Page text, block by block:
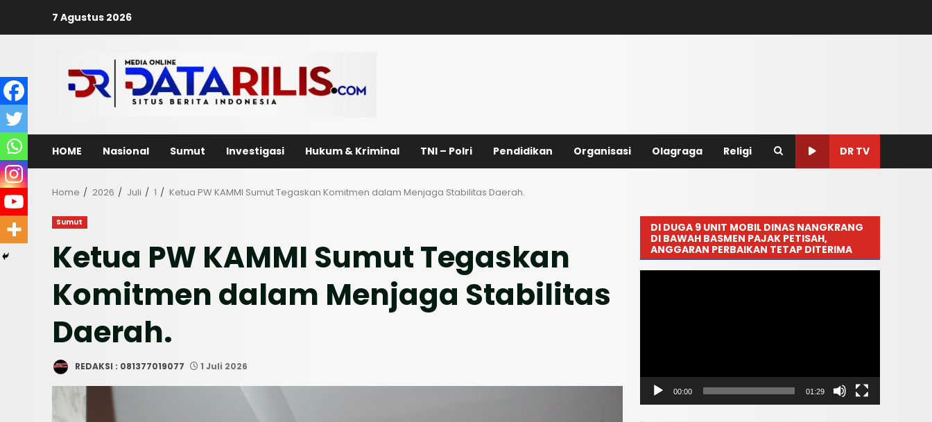
7 Agustus 2026
HOME Nasional Sumut Investigasi Hukum & Kriminal TNI – Polri Pendidikan Organisasi Olagraga Religi DR TV
Home 2026 Juli 1 Ketua PW KAMMI Sumut Tegaskan Komitmen dalam Menjaga Stabilitas Daerah.
Sumut
Ketua PW KAMMI Sumut Tegaskan
Komitmen dalam Menjaga Stabilitas
Daerah.
REDAKSI : 081377019077 1 Juli 2026
DI DUGA 9 UNIT MOBIL DINAS NANGKRANG
DI BAWAH BASMEN PAJAK PETISAH,
ANGGARAN PERBAIKAN TETAP DITERIMA
00:00 01:29